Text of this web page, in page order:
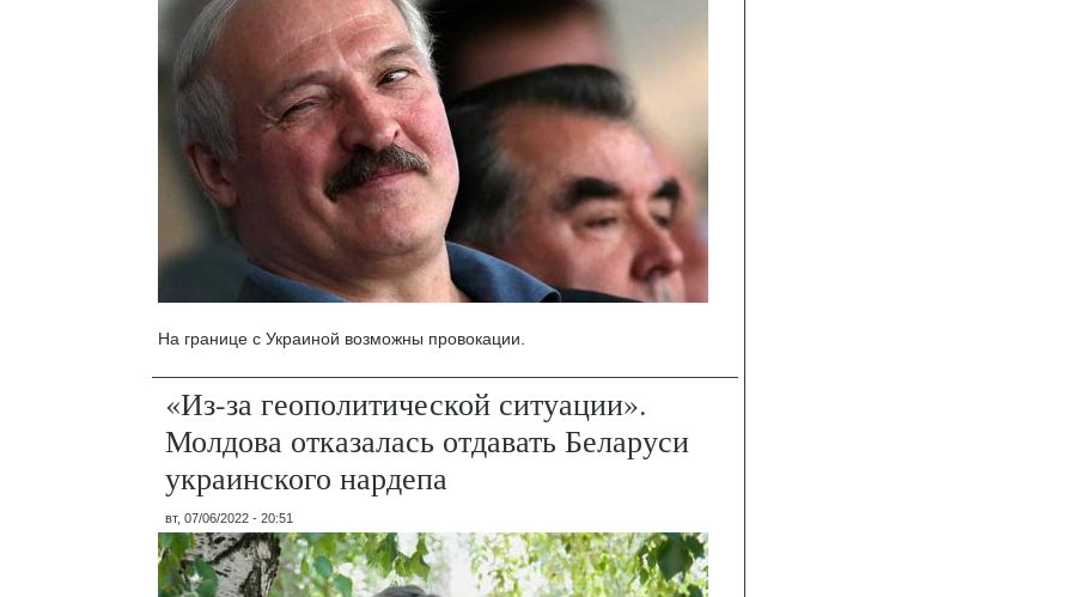
На границе с Украиной возможны провокации.
«Из-за геополитической ситуации».
Молдова отказалась отдавать Беларуси
украинского нардепа
вт, 07/06/2022 - 20:51